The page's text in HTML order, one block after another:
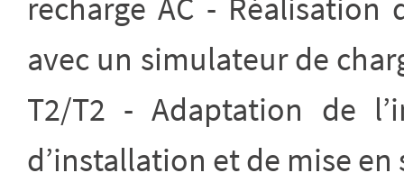
recharge AC -
avec un simulateur de
T2/T2 - Adaptation de
d’installation et de mise en